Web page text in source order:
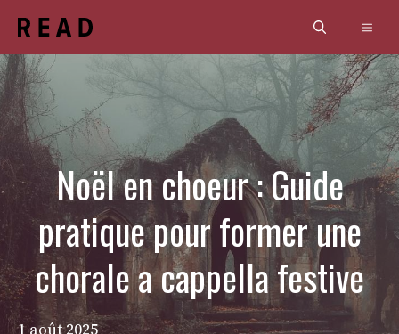
contenu
Menu
Noël en choeur : Guide
pratique pour former une
chorale a cappella festive